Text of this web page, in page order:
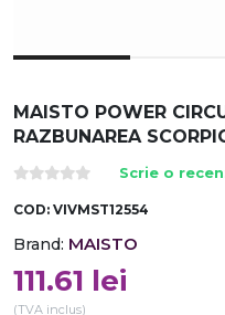
MAISTO POWER
RAZBUNAREA
Scrie o
COD: VIVMST12554
Brand: MAISTO
111.61 lei
(TVA inclus)